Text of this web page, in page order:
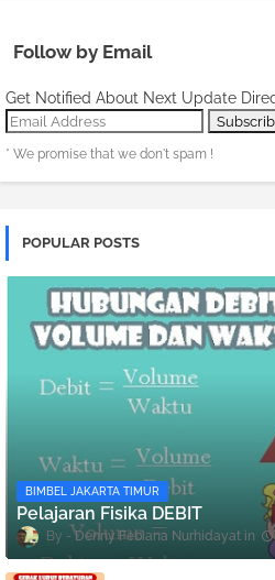
Follow by Email
Get Notified About Next Update
* We promise that we don't spam !
POPULAR POSTS
BIMBEL JAKARTA TIMUR
Pelajaran Fisika DEBIT
Denny Febiana Nurhidayat